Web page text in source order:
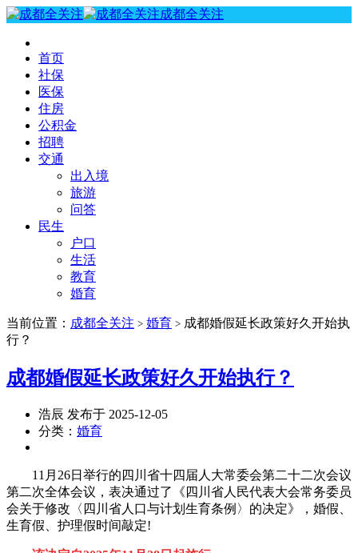
成都全关注
首页
社保
医保
住房
公积金
招聘
交通
出入境
旅游
问答
民生
户口
生活
教育
婚育
当前位置： 成都全关注 > 婚育 > 成都婚假延长政策好久开始执
行？
成都婚假延长政策好久开始执行？
浩辰 发布于 2025-12-05
分类： 婚育
11月26日举行的四川省十四届人大常委会第二十二次会议
第二次全体会议，表决通过了《四川省人民代表大会常务委员
会关于修改〈四川省人口与计划生育条例〉的决定》，婚假、
生育假、护理假时间敲定!